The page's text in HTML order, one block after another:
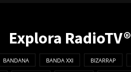
Explora RadioTV®
BANDANA BANDA XXI BIZARRAP